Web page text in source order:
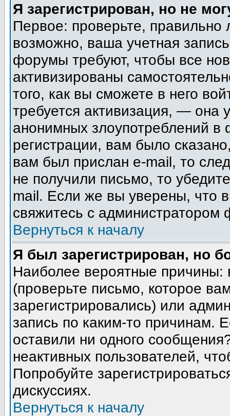
Я зарегистрирован, но не
Первое: проверьте,
возможно, ваша учетная
форумы требуют, чтобы все
активизированы
того, как вы сможете в него
требуется активизация, — она
анонимных злоупотреблений
регистрации, вам было
вам был прислан e-mail, то
не получили письмо, то
mail. Если же вы уверены, что
свяжитесь с администратором
Вернуться к началу
Я был зарегистрирован, но
Наиболее вероятные
(проверьте письмо, которое
зарегистрировались) или
запись по каким-то причинам.
оставили ни одного
неактивных пользователей,
Попробуйте
дискуссиях.
Вернуться к началу